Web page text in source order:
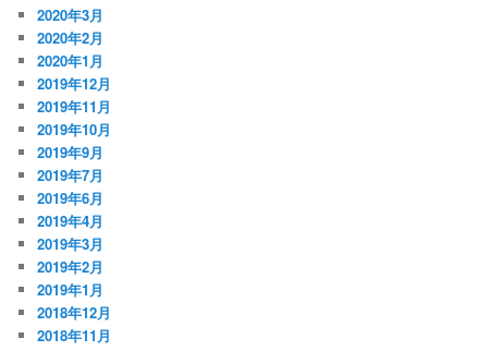
2020年3月
2020年2月
2020年1月
2019年12月
2019年11月
2019年10月
2019年9月
2019年7月
2019年6月
2019年4月
2019年3月
2019年2月
2019年1月
2018年12月
2018年11月